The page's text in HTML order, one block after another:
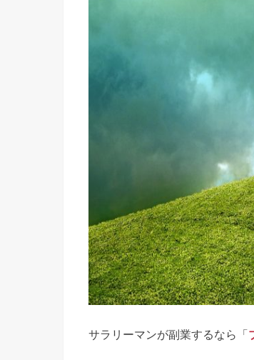
サラリーマンが副業するなら「